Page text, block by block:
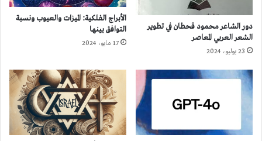
دور الشاعر محمود قحطان في تطوير
الشعر العربي المعاصر
23 يوليو، 2024
الأبراج الفلكية: الميزات والعيوب ونسبة
التوافق بينها
17 مايو، 2024